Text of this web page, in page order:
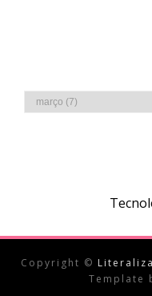
Copyright © Literaliza
Template